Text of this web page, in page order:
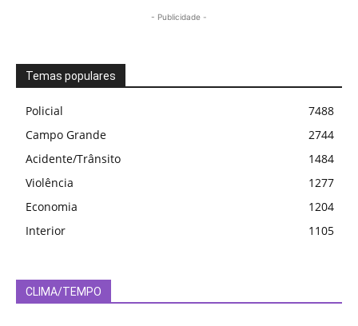
- Publicidade -
Temas populares
Policial
7488
Campo Grande
2744
Acidente/Trânsito
1484
Violência
1277
Economia
1204
Interior
1105
CLIMA/TEMPO